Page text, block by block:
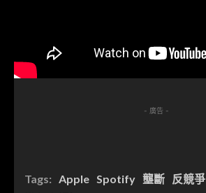
- 廣告 -
Tags: Apple Spotify 壟斷 反競爭